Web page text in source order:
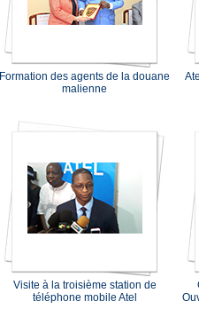
Formation des agents de la douane
malienne
Visite à la troisième station de
téléphone mobile Atel